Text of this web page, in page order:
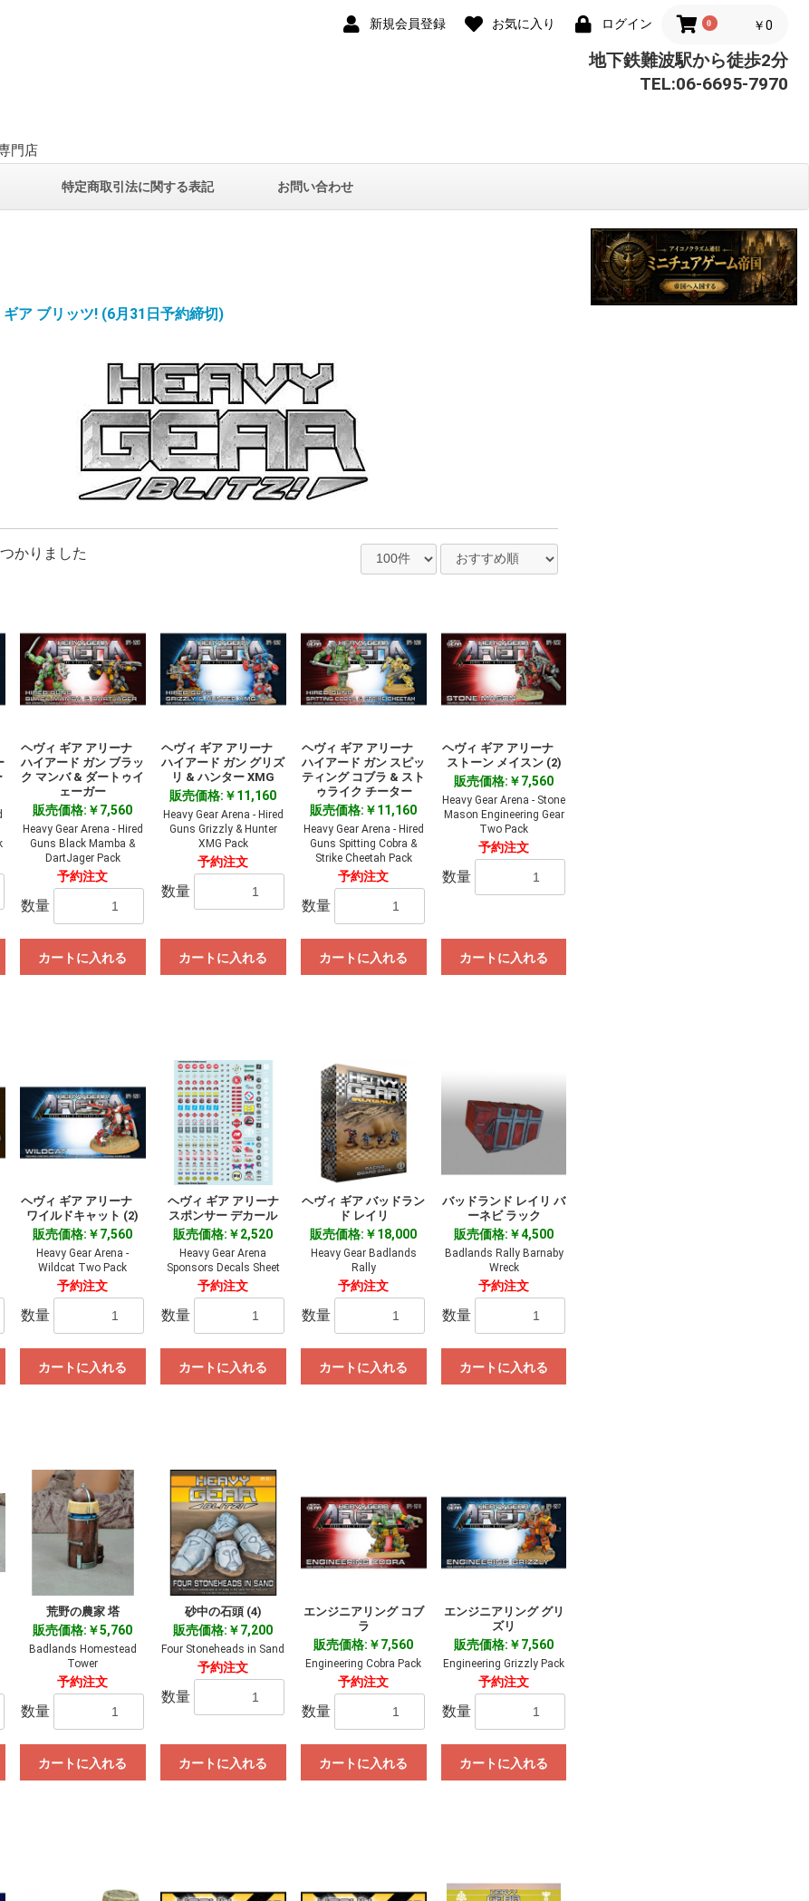
新規会員登録 お気に入り ログイン 0 ￥0
門店
地下鉄難波駅から徒歩2分
TEL:06-6695-7970
特定商取引法に関する表記 お問い合わせ
ギア ブリッツ! (6月31日予約締切)
かりました
ヘヴィ ギア アリーナ
ハイアード ガン ブラッ
ク マンバ & ダートゥイ
ェーガー
販売価格:￥7,560
Heavy Gear Arena - Hired
Guns Black Mamba &
DartJager Pack
予約注文
数量
カートに入れる
ヘヴィ ギア アリーナ
ハイアード ガン グリズ
リ & ハンター XMG
販売価格:￥11,160
Heavy Gear Arena - Hired
Guns Grizzly & Hunter
XMG Pack
予約注文
数量
カートに入れる
ヘヴィ ギア アリーナ
ハイアード ガン スピッ
ティング コブラ & スト
ゥライク チーター
販売価格:￥11,160
Heavy Gear Arena - Hired
Guns Spitting Cobra &
Strike Cheetah Pack
予約注文
数量
カートに入れる
ヘヴィ ギア アリーナ
ストーン メイスン (2)
販売価格:￥7,560
Heavy Gear Arena - Stone
Mason Engineering Gear
Two Pack
予約注文
数量
カートに入れる
ヘヴィ ギア アリーナ
ワイルドキャット (2)
販売価格:￥7,560
Heavy Gear Arena -
Wildcat Two Pack
予約注文
数量
カートに入れる
ヘヴィ ギア アリーナ
スポンサー デカール
販売価格:￥2,520
Heavy Gear Arena
Sponsors Decals Sheet
予約注文
数量
カートに入れる
ヘヴィ ギア バッドラン
ド レイリ
販売価格:￥18,000
Heavy Gear Badlands
Rally
予約注文
数量
カートに入れる
バッドランド レイリ バ
ーネビ ラック
販売価格:￥4,500
Badlands Rally Barnaby
Wreck
予約注文
数量
カートに入れる
荒野の農家 塔
販売価格:￥5,760
Badlands Homestead
Tower
予約注文
数量
カートに入れる
砂中の石頭 (4)
販売価格:￥7,200
Four Stoneheads in Sand
予約注文
数量
カートに入れる
エンジニアリング コブ
ラ
販売価格:￥7,560
Engineering Cobra Pack
予約注文
数量
カートに入れる
エンジニアリング グリ
ズリ
販売価格:￥7,560
Engineering Grizzly Pack
予約注文
数量
カートに入れる